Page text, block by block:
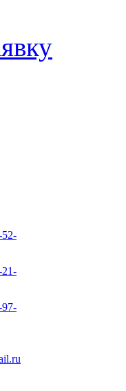
52-
21-
97-